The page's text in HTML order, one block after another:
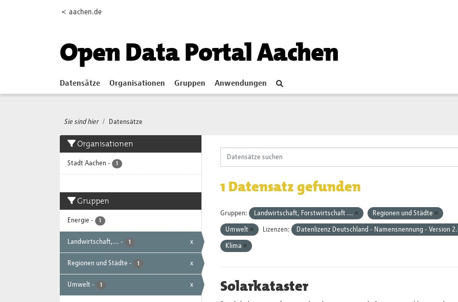
< aachen.de
Open Data Portal Aachen
Datensätze Organisationen Gruppen Anwendungen
Sie sind hier Datensätze
Organisationen
Stadt Aachen - 1
Gruppen
Energie - 1
Landwirtschaft,... - 1 x
Regionen und Städte - 1 x
Umwelt - 1 x
1 Datensatz gefunden
Gruppen: Landwirtschaft, Forstwirtschaft ... Regionen und Städte
Umwelt Lizenzen: Datenlizenz Deutschland - Namensnennung - Version
Klima
Solarkataster